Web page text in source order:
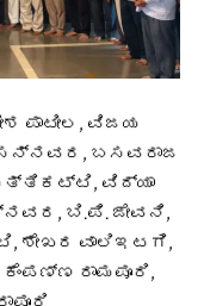
ಪಾಟೀಲ, ವಿಜಯ
ಬಸವರಾಜ
ಮತ್ತಿಕಟ್ಟಿ, ವಿದ್ಯಾ
ಬಿ.ಪಿ. ಜೇವನಿ,
ಶೇಖರ ವಾಲಿಇಟಗಿ,
ರಾಮಪೂರಿ,